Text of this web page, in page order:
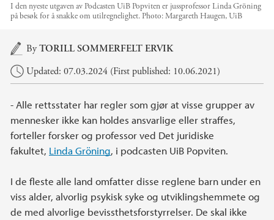
I den nyeste utgaven av Podcasten UiB Popviten er jussprofessor Linda Gröning
på besøk for å snakke om utilregnelighet. Photo:Margareth Haugen, UiB
Main content
ByTORILL SOMMERFELT ERVIK
Updated: 07.03.2024 (First published: 10.06.2021)
- Alle rettsstater har regler som gjør at visse grupper av
mennesker ikke kan holdes ansvarlige eller straffes,
forteller forsker og professor ved Det juridiske
fakultet, Linda Gröning, i podcasten UiB Popviten.
I de fleste alle land omfatter disse reglene barn under en
viss alder, alvorlig psykisk syke og utviklingshemmete og
de med alvorlige bevissthetsforstyrrelser. De skal ikke